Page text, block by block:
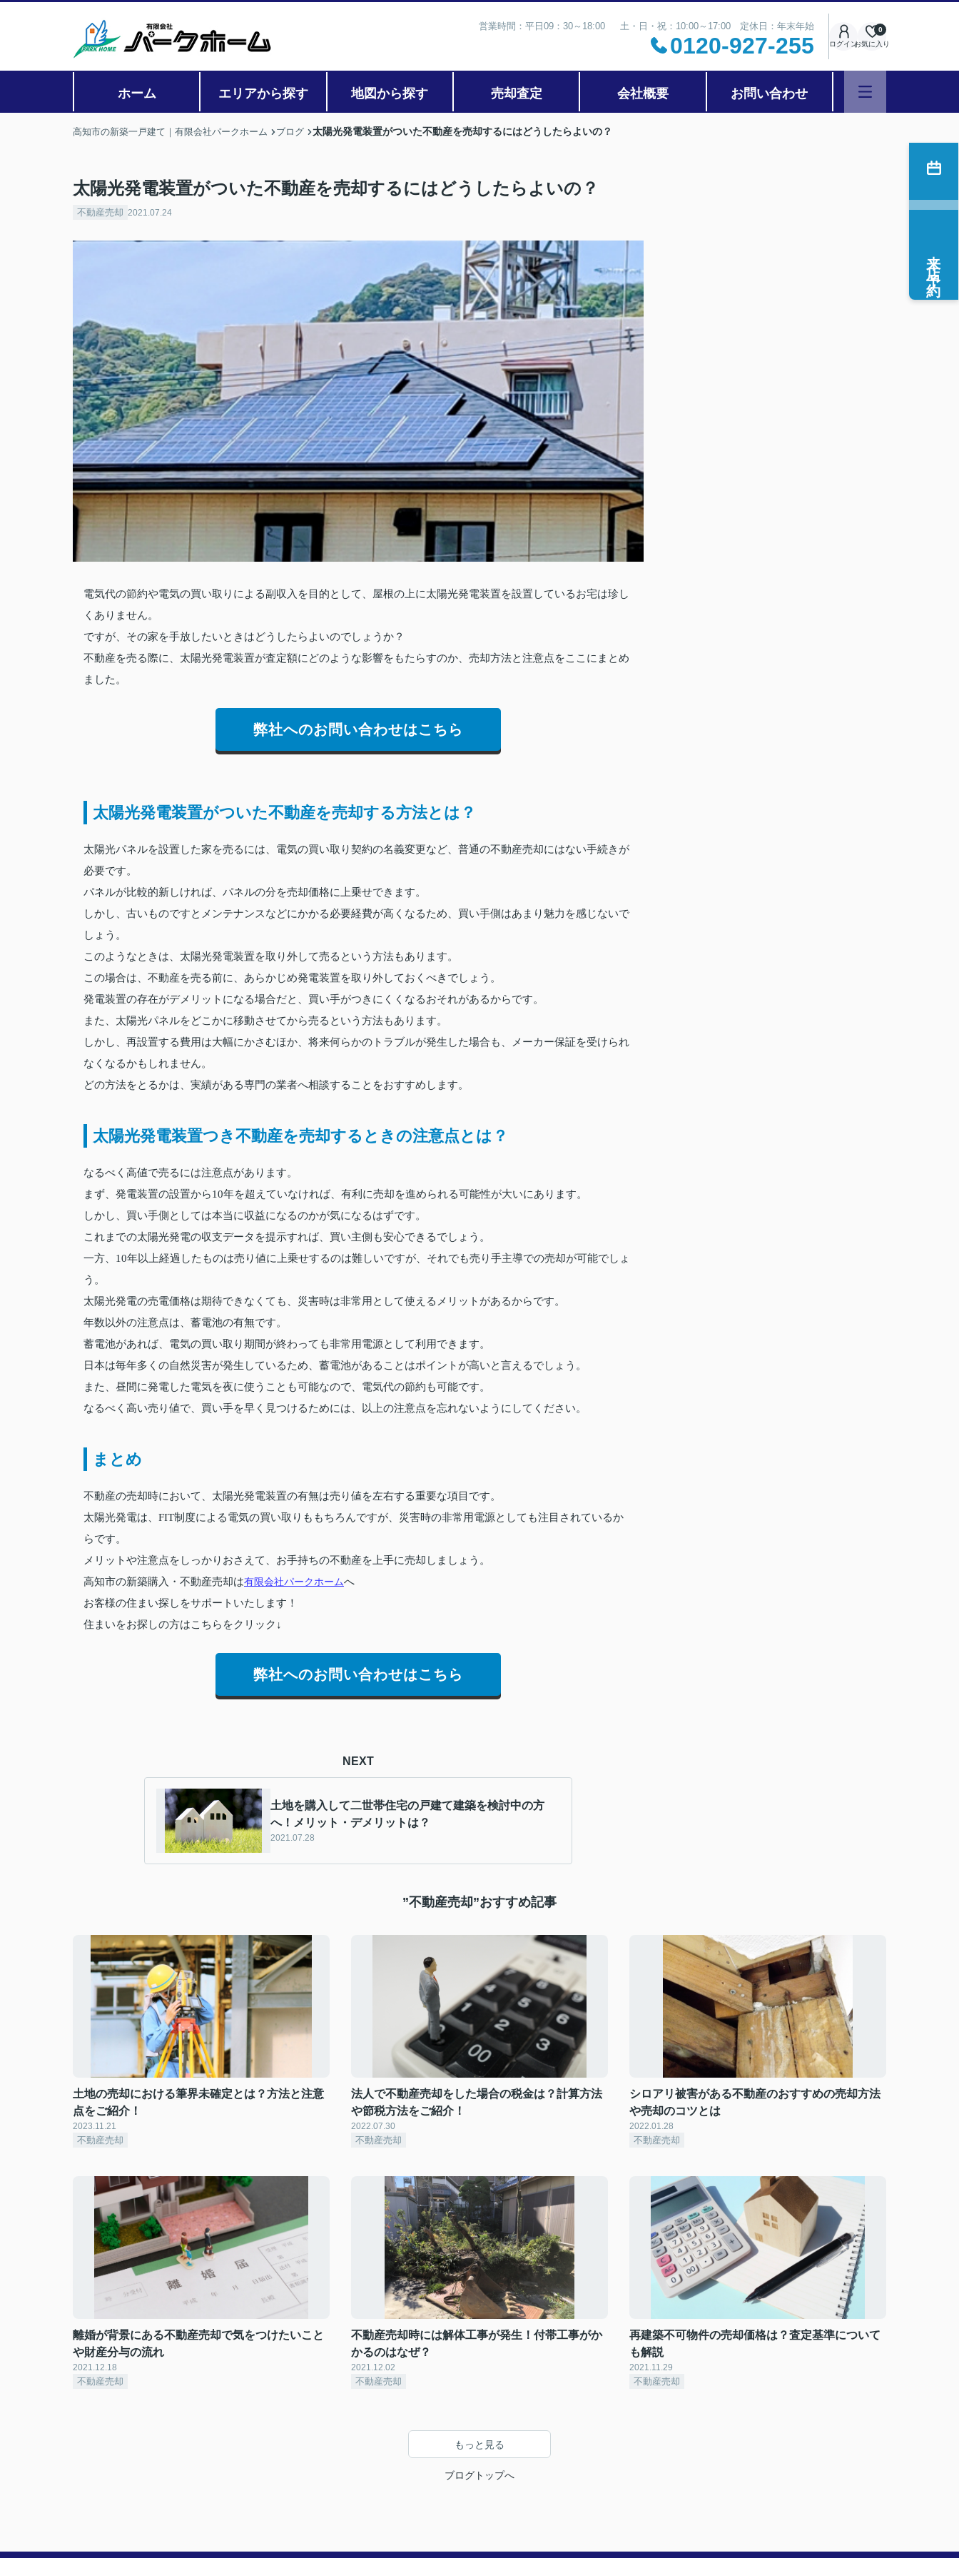
営業時間：平日09：30～18:00 土・日・祝：10:00～17:00 定休日：年末年始
0120-927-255 ログインお気に入り
0
ホーム エリアから探す 地図から探す 売却査定 会社概要 お問い合わせ
高知市の新築一戸建て｜有限会社パークホーム ブログ 太陽光発電装置がついた不動産を売却するにはどうしたらよいの？
太陽光発電装置がついた不動産を売却するにはどうしたらよいの？
不動産売却 2021.07.24
電気代の節約や電気の買い取りによる副収入を目的として、屋根の上に太陽光発電装置を設置しているお宅は珍し
くありません。
ですが、その家を手放したいときはどうしたらよいのでしょうか？
不動産を売る際に、太陽光発電装置が査定額にどのような影響をもたらすのか、売却方法と注意点をここにまとめ
ました。
弊社へのお問い合わせはこちら
太陽光発電装置がついた不動産を売却する方法とは？
太陽光パネルを設置した家を売るには、電気の買い取り契約の名義変更など、普通の不動産売却にはない手続きが
必要です。
パネルが比較的新しければ、パネルの分を売却価格に上乗せできます。
しかし、古いものですとメンテナンスなどにかかる必要経費が高くなるため、買い手側はあまり魅力を感じないで
しょう。
このようなときは、太陽光発電装置を取り外して売るという方法もあります。
この場合は、不動産を売る前に、あらかじめ発電装置を取り外しておくべきでしょう。
発電装置の存在がデメリットになる場合だと、買い手がつきにくくなるおそれがあるからです。
また、太陽光パネルをどこかに移動させてから売るという方法もあります。
しかし、再設置する費用は大幅にかさむほか、将来何らかのトラブルが発生した場合も、メーカー保証を受けられ
なくなるかもしれません。
どの方法をとるかは、実績がある専門の業者へ相談することをおすすめします。
太陽光発電装置つき不動産を売却するときの注意点とは？
なるべく高値で売るには注意点があります。
まず、発電装置の設置から10年を超えていなければ、有利に売却を進められる可能性が大いにあります。
しかし、買い手側としては本当に収益になるのかが気になるはずです。
これまでの太陽光発電の収支データを提示すれば、買い主側も安心できるでしょう。
一方、10年以上経過したものは売り値に上乗せするのは難しいですが、それでも売り手主導での売却が可能でしょ
う。
太陽光発電の売電価格は期待できなくても、災害時は非常用として使えるメリットがあるからです。
年数以外の注意点は、蓄電池の有無です。
蓄電池があれば、電気の買い取り期間が終わっても非常用電源として利用できます。
日本は毎年多くの自然災害が発生しているため、蓄電池があることはポイントが高いと言えるでしょう。
また、昼間に発電した電気を夜に使うことも可能なので、電気代の節約も可能です。
なるべく高い売り値で、買い手を早く見つけるためには、以上の注意点を忘れないようにしてください。
まとめ
不動産の売却時において、太陽光発電装置の有無は売り値を左右する重要な項目です。
太陽光発電は、FIT制度による電気の買い取りももちろんですが、災害時の非常用電源としても注目されているか
らです。
メリットや注意点をしっかりおさえて、お手持ちの不動産を上手に売却しましょう。
高知市の新築購入・不動産売却は有限会社パークホームへ
お客様の住まい探しをサポートいたします！
住まいをお探しの方はこちらをクリック↓
弊社へのお問い合わせはこちら
NEXT
土地を購入して二世帯住宅の戸建て建築を検討中の方
へ！メリット・デメリットは？
2021.07.28
”不動産売却”おすすめ記事
土地の売却における筆界未確定とは？方法と注意
点をご紹介！
2023.11.21
不動産売却
法人で不動産売却をした場合の税金は？計算方法
や節税方法をご紹介！
2022.07.30
不動産売却
シロアリ被害がある不動産のおすすめの売却方法
や売却のコツとは
2022.01.28
不動産売却
離婚が背景にある不動産売却で気をつけたいこと
や財産分与の流れ
2021.12.18
不動産売却
不動産売却時には解体工事が発生！付帯工事がか
かるのはなぜ？
2021.12.02
不動産売却
再建築不可物件の売却価格は？査定基準について
も解説
2021.11.29
不動産売却
もっと見る
ブログトップへ
来店予約